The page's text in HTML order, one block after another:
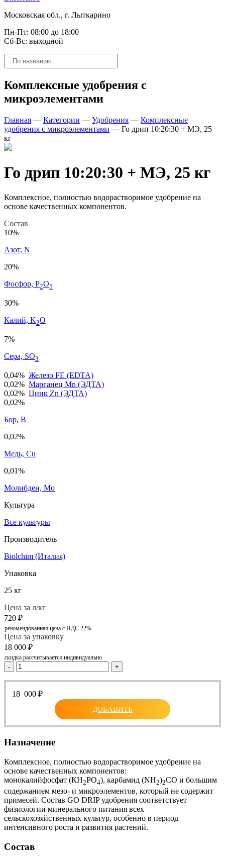
Московская обл., г. Лыткарино
Пн-Пт: 08:00 до 18:00
Сб-Вс: выходной
Поиск
товаров
Комплексные удобрения с
микроэлементами
Главная — Категории — Удобрения — Комплексные
удобрения с микроэлементами — Го дрип 10:20:30 + МЭ, 25
кг
Го дрип 10:20:30 + МЭ, 25 кг
Комплексное, полностью водорастворимое удобрение на
основе качественных компонентов.
Состав
10%
Азот, N
20%
Фосфор, P2O5
30%
Калий, K2O
7%
Сера, SO3
0,04% Железо FE (EDTA)
0,02% Марганец Mn (ЭДТА)
0,02% Цинк Zn (ЭДТА)
0,02%
Бор, B
0,02%
Медь, Cu
0,01%
Молибден, Mo
Культура
Все культуры
Производитель
Biolchim (Италия)
Упаковка
25 кг
Цена за л/кг
720 ₽
рекомендованная цена с НДС 22%
Цена за упаковку
18 000 ₽
скидка рассчитывается индивидуально
- +
18 000 ₽
ДОБАВИТЬ
Назначение
Комплексное, полностью водорастворимое удобрение на
основе качественных компонентов:
монокалийфосфат (КН2РО4), карбамид (NH2)2CO и большим
содержанием мезо- и микроэлементов, который не содержит
примесей. Состав GO DRIP удобрения соответствует
физиологии минерального питания всех
сельскохозяйственных культур, особенно в период
интенсивного роста и развития растений.
Состав